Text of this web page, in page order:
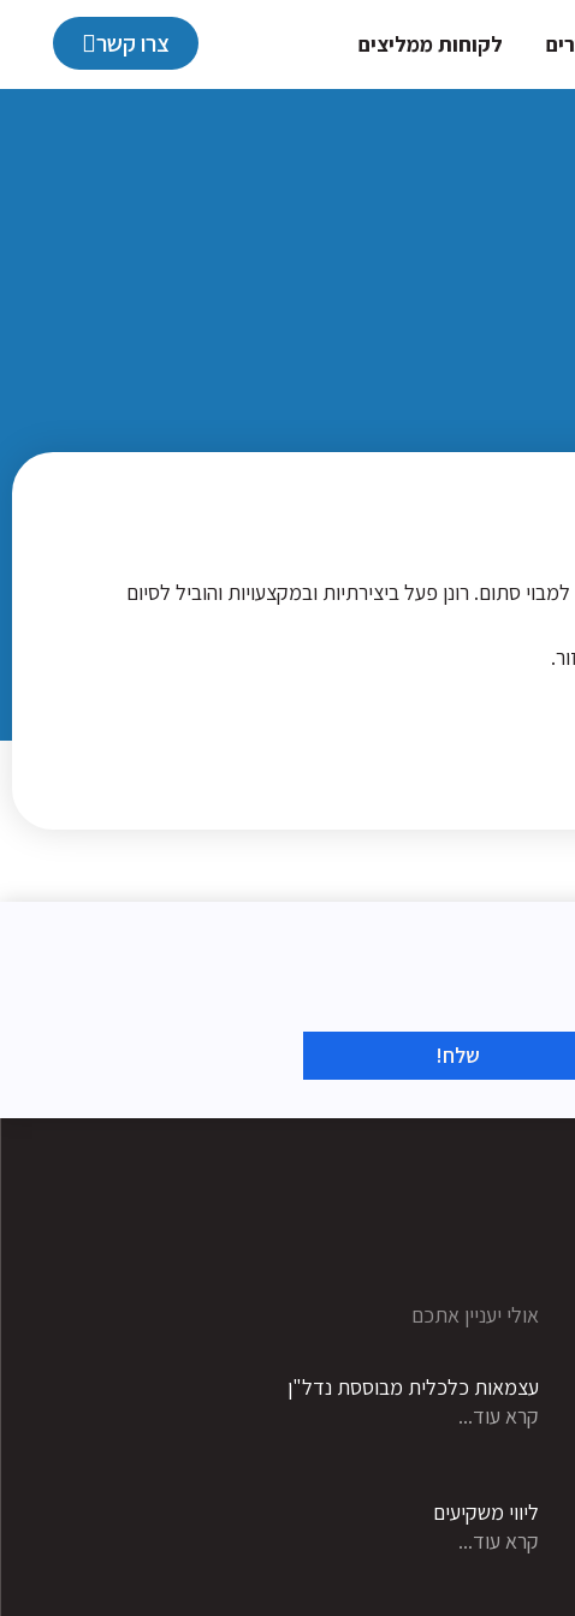
לקוחות ממליצים צרו קשר
סתום. רונן פעל ביצירתיות ובמקצעויות והוביל לסיום
שלח!
אולי יעניין אתכם
עצמאות כלכלית מבוססת נדל"ן
קרא עוד...
ליווי משקיעים
קרא עוד...